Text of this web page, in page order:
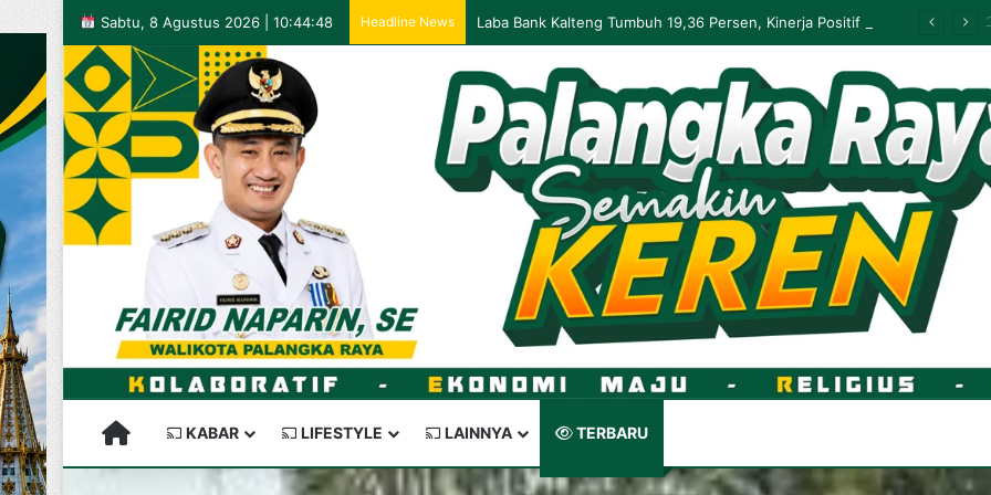
Sabtu, 8 Agustus 2026 | 10:44:48 Headline News
PALANGKARAYA SEMAKIN KEREN
KABAR LIFESTYLE LAINNYA TERBARU